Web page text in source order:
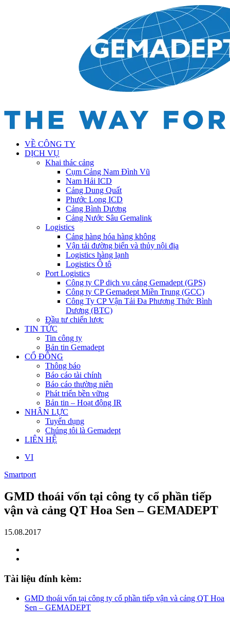
VỀ CÔNG TY
DỊCH VỤ
Khai thác cảng
Cụm Cảng Nam Đình Vũ
Nam Hải ICD
Cảng Dung Quất
Phước Long ICD
Cảng Bình Dương
Cảng Nước Sâu Gemalink
Logistics
Cảng hàng hóa hàng không
Vận tải đường biển và thủy nội địa
Logistics hàng lạnh
Logistics Ô tô
Port Logistics
Công ty CP dịch vụ cảng Gemadept (GPS)
Công ty CP Gemadept Miền Trung (GCC)
Công Ty CP Vận Tải Đa Phương Thức Bình
Dương (BTC)
Đầu tư chiến lược
TIN TỨC
Tin công ty
Bản tin Gemadept
CỔ ĐÔNG
Thông báo
Báo cáo tài chính
Báo cáo thường niên
Phát triển bền vững
Bản tin – Hoạt động IR
NHÂN LỰC
Tuyển dụng
Chúng tôi là Gemadept
LIÊN HỆ
VI
Smartport
GMD thoái vốn tại công ty cổ phần tiếp
vận và cảng QT Hoa Sen – GEMADEPT
15.08.2017
Tài liệu đính kèm:
GMD thoái vốn tại công ty cổ phần tiếp vận và cảng QT Hoa
Sen – GEMADEPT